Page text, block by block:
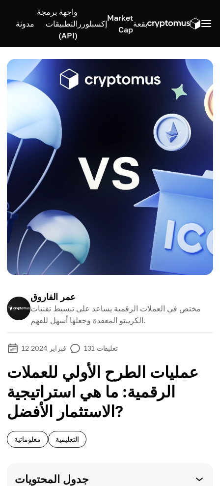
بقعة
Market
Cap
إكسبلورر
واجهة برمجة
التطبيقات
(API)
مدونة
عمر الفاروق
مختص في العملات الرقمية يساعد على تبسيط تقنيات
الكريبتو المعقدة وجعلها أسهل للفهم.
12 فبراير 2024 131 تعليقات
عمليات الطرح الأولي للعملات
الرقمية: ما هي استراتيجية
الاستثمار الأفضل?
معلوماتية التعليمية
جدول المحتويات